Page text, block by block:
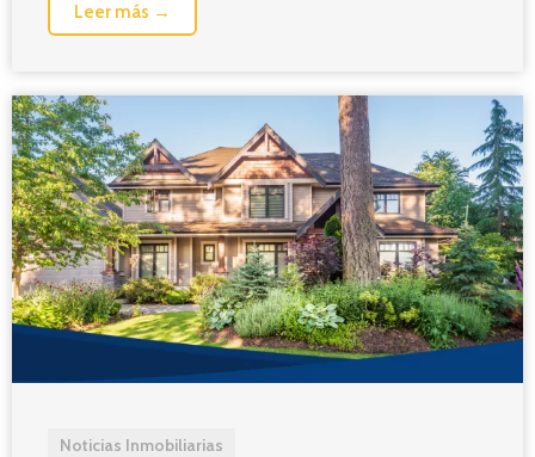
Leer más →
Noticias Inmobiliarias